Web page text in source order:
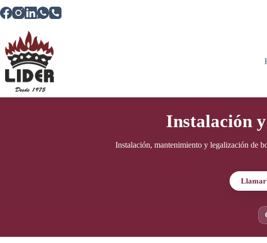
al
Instalación
Instalación, mantenimiento y legalización de